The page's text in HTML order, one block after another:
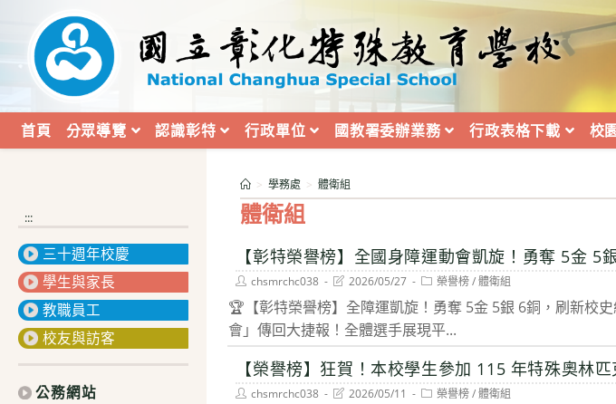
內
首頁 分眾導覽 認識彰特 行政單位 國教署委辦業務 行政表格下載 校
體衛組
> 學務處 > 體衛組
【彰特榮譽榜】全國身障運動會凱旋！勇奪 5金 5
Postchsmrchc038
Post
modified:
2026/05/27
Post榮譽榜 / 體衛組
🏆【彰特榮譽榜】全障運凱旋！勇奪 5金 5銀 6銅，刷新校
會」傳回大捷報！全體選手展現平...
【榮譽榜】狂賀！本校學生參加 115 年特殊奧林
Postchsmrchc038
Post2026/05/11
Post榮譽榜 / 體衛組
:::
三十週年校慶
學生與家長
教職員工
校友與訪客
公務網站